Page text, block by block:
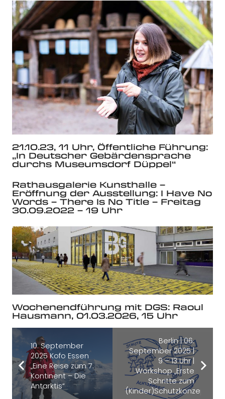
21.10.23, 11 Uhr, Öffentliche Führung:
„In Deutscher Gebärdensprache
durchs Museumsdorf Düppel“
Rathausgalerie Kunsthalle –
Eröffnung der Ausstellung: I Have No
Words – There Is No Title – Freitag
30.09.2022 – 19 Uhr
Wochenendführung mit DGS: Raoul
Hausmann, 01.03.2026, 15 Uhr
10. September
2025 Kofo Essen
„Eine Reise zum 7.
Kontinent – Die
Antarktis“
Berlin | 06.
September 2025 |
9 – 13 Uhr |
Workshop „Erste
Schritte zum
(Kinder)Schutzkonzept“